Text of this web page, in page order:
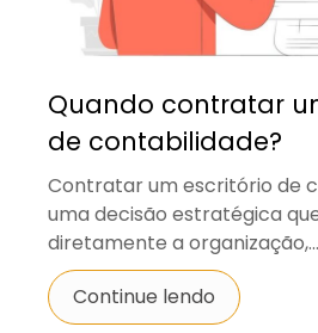
Quando contratar
de contabilidade?
Contratar um escritório de
uma decisão estratégica
diretamente a organização,...
Continue lendo